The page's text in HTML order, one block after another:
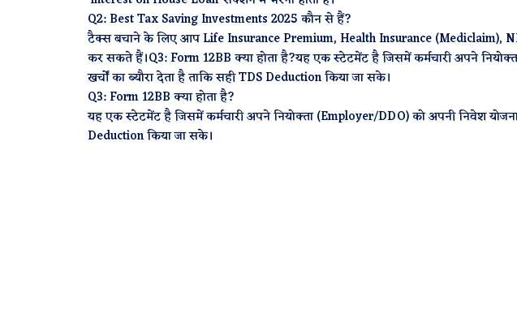
Q2: Best Tax Saving Investments 2025 कौन से हैं?
टैक्स बचाने के लिए आप Life Insurance Premium, Health Insurance (Mediclaim),
कर सकते हैं।Q3: Form 12BB क्या होता है?यह एक स्टेटमेंट है जिसमें कर्मचारी अपने
खर्चों का ब्यौरा देता है ताकि सही TDS Deduction किया जा सके।
Q3: Form 12BB क्या होता है?
यह एक स्टेटमेंट है जिसमें कर्मचारी अपने नियोक्ता (Employer/DDO) को अपनी निवेश
Deduction किया जा सके।